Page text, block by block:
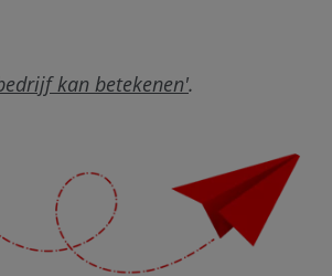
kan betekenen'.